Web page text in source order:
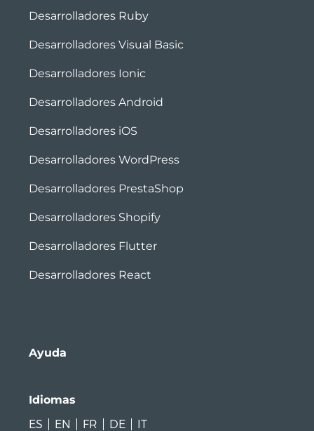
Desarrolladores Ruby
Desarrolladores Visual Basic
Desarrolladores Ionic
Desarrolladores Android
Desarrolladores iOS
Desarrolladores WordPress
Desarrolladores PrestaShop
Desarrolladores Shopify
Desarrolladores Flutter
Desarrolladores React
Ayuda
Idiomas
ES
EN FR DE IT